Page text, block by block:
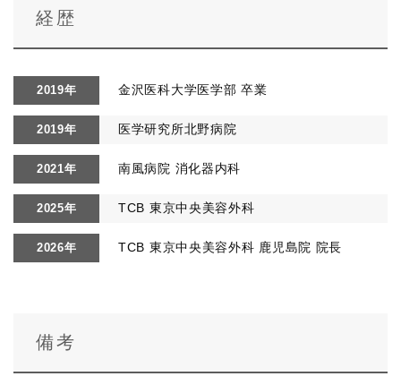
経歴
2019年 金沢医科大学医学部 卒業
2019年 医学研究所北野病院
2021年 南風病院 消化器内科
2025年 TCB 東京中央美容外科
2026年 TCB 東京中央美容外科 鹿児島院 院長
備考